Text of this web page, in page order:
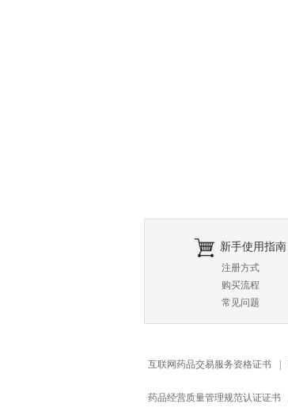
新手使用指南
注册方式
购买流程
常见问题
互联网药品交易服务资格证书
药品经营质量管理规范认证证书